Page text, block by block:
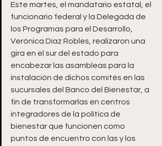
Este martes, el mandatario estatal, el
funcionario federal y la Delegada de
los Programas para el Desarrollo,
Verónica Díaz Robles, realizaron una
gira en el sur del estado para
encabezar las asambleas para la
instalación de dichos comités en las
sucursales del Banco del Bienestar, a
fin de transformarlas en centros
integradores de la política de
bienestar que funcionen como
puntos de encuentro con las y los